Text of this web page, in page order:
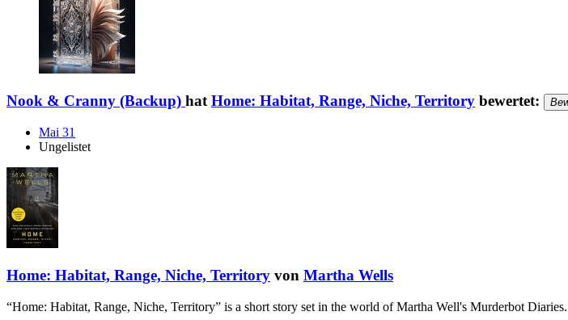
Nook & Cranny (Backup) hat Home: Habitat, Range, Niche, Territory bewertet:
Mai 31
Ungelistet
Home: Habitat, Range, Niche, Territory von Martha Wells
“Home: Habitat, Range, Niche, Territory” is a short story set in the world of Martha Well's Murderbot